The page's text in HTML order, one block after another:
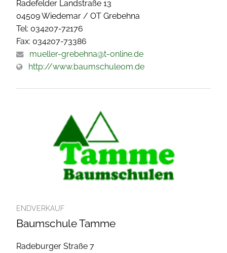
Radefelder Landstraße 13
04509 Wiedemar / OT Grebehna
Tel: 034207-72176
Fax: 034207-73386
mueller-grebehna@t-online.de
http://www.baumschuleom.de
ENDVERKAUF
Baumschule Tamme
Radeburger Straße 7